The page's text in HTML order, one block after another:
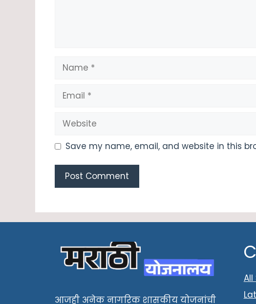
Name
Email
Website
Save my name, email, and website in this
आजही अनेक नागरिक शासकीय योजनांची